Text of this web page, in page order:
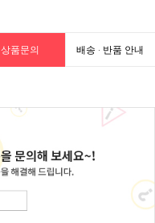
상품문의 배송 · 반품 안내